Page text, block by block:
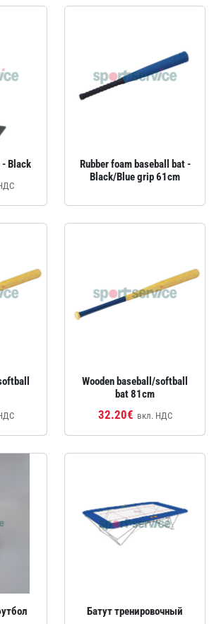
Black
Rubber foam baseball bat -
Black/Blue grip 61cm
Wooden baseball/softball
bat 81cm
32.20€ вкл. НДС
Батут тренировочный